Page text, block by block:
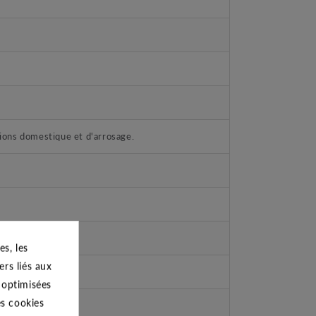
domestique et d'arrosage.
les
liés aux
cookies